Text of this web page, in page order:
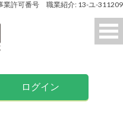
業許可番号 職業紹介: 13-ユ-311209
ログイン